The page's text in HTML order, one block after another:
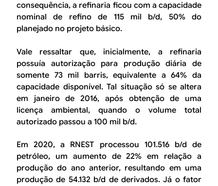
consequência, a refinaria ficou com a capacidade
nominal de refino de 115 mil b/d, 50% do
planejado no projeto básico.
Vale ressaltar que, inicialmente, a refinaria
possuía autorização para produção diária de
somente 73 mil barris, equivalente a 64% da
capacidade disponível. Tal situação só se altera
em janeiro de 2016, após obtenção de uma
licença ambiental, quando o volume total
autorizado passou a 100 mil b/d.
Em 2020, a RNEST processou 101.516 b/d de
petróleo, um aumento de 22% em relação a
produção do ano anterior, resultando em uma
produção de 54.132 b/d de derivados. Já o fator